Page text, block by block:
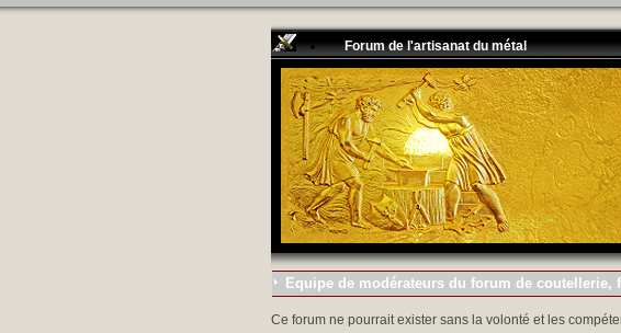
Forum de l'artisanat du métal
Equipe de modérateurs du forum de coutellerie,
Ce forum ne pourrait exister sans la volonté et les